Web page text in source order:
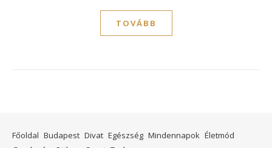
TOVÁBB
Főoldal Budapest Divat Egészség Mindennapok Életmód